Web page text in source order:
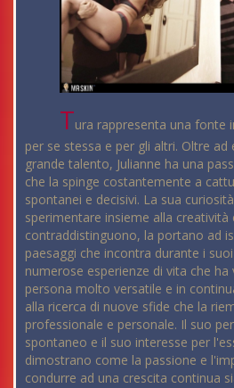
Tura rappresenta una fonte
per se stessa e per gli altri. Oltre ad
grande talento, Julianne ha una
che la spinge costantemente a
spontanei e decisivi. La sua
sperimentare insieme alla creatività
contraddistinguono, la portano ad
paesaggi che incontra durante i
numerose esperienze di vita che ha
persona molto versatile e in
alla ricerca di nuove sfide che la
professionale e personale. Il suo
spontaneo e il suo interesse per
dimostrano come la passione e
condurre ad una crescita continua